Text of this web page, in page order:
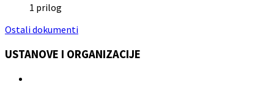
1 prilog
Ostali dokumenti
USTANOVE I ORGANIZACIJE